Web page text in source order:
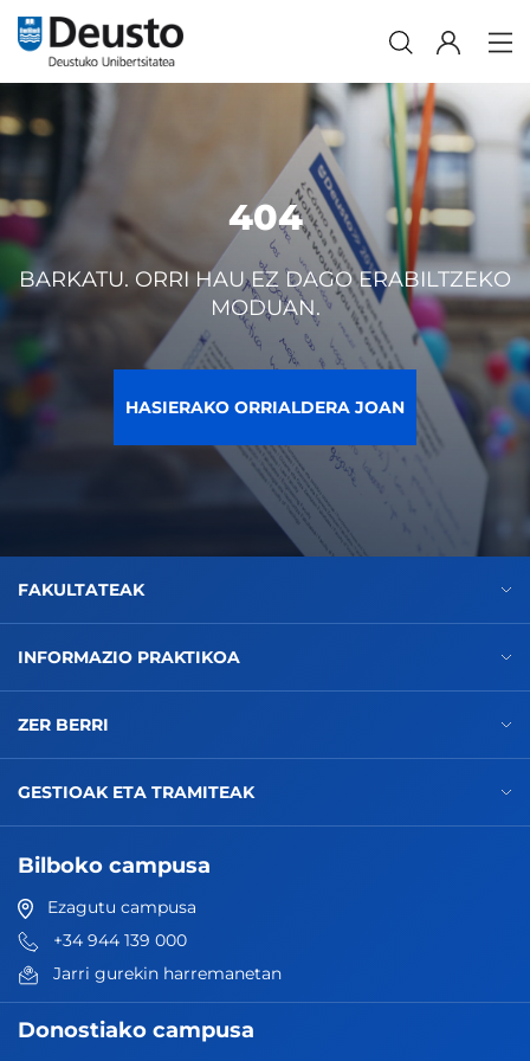
404
BARKATU. ORRI HAU EZ DAGO ERABILTZEKO
MODUAN.
HASIERAKO ORRIALDERA JOAN
FAKULTATEAK
INFORMAZIO PRAKTIKOA
ZER BERRI
GESTIOAK ETA TRAMITEAK
Bilboko campusa
Ezagutu campusa
+34 944 139 000
Jarri gurekin harremanetan
Donostiako campusa